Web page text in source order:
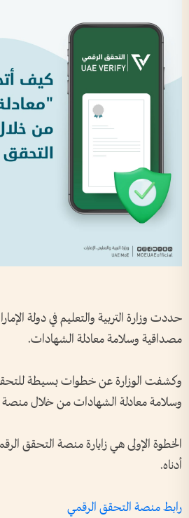
حددت وزارة التربية والتعليم في دولة
مصداقية وسلامة معادلة الشهادات.
وكشفت الوزارة عن خطوات بسيطة
وسلامة معادلة الشهادات من خلال منصة
الخطوة الإولى هي زايارة منصة التحقق
أدناه.
رابط منصة التحقق الرقمي